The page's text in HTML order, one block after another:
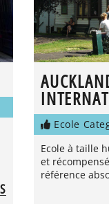
Ecole
Ecole à taille
et
référence